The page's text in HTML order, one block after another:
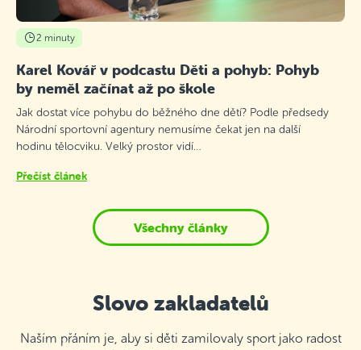
2 minuty
Karel Kovář v podcastu Děti a pohyb: Pohyb
by neměl začínat až po škole
Jak dostat více pohybu do běžného dne dětí? Podle předsedy
Národní sportovní agentury nemusíme čekat jen na další
hodinu tělocviku. Velký prostor vidí…
Přečíst článek
Všechny články
Slovo zakladatelů
Naším přáním je, aby si děti zamilovaly sport jako radost